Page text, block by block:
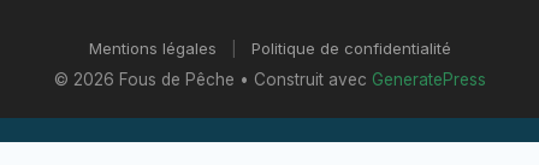
Mentions légales
Politique de confidentialité
© 2026 Fous de Pêche • Construit avec GeneratePress